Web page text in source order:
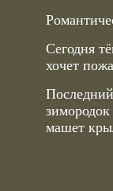
Сегодня
хочет
зимородок
машет